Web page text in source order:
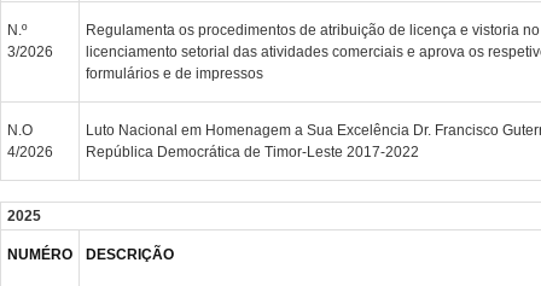
N.º
3/2026
Regulamenta os procedimentos de atribuição de licença e vistoria
licenciamento setorial das atividades comerciais e aprova os
formulários e de impressos
N.O
4/2026
Luto Nacional em Homenagem a Sua Excelência Dr. Francisco
República Democrática de Timor-Leste 2017-2022
2025
NUMÉRO DESCRIÇÃO